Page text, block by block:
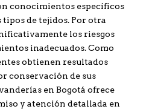
conocimientos específicos
de tejidos. Por otra
los riesgos
inadecuados. Como
obtienen resultados
conservación de sus
en Bogotá ofrece
y atención detallada en